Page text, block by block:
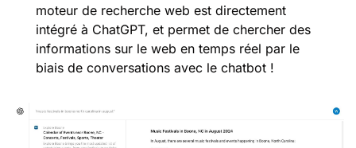
moteur de recherche web est directement
intégré à ChatGPT, et permet de chercher des
informations sur le web en temps réel par le
biais de conversations avec le chatbot !